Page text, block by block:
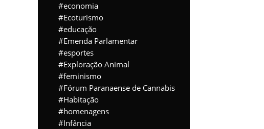
economia
Ecoturismo
educação
Emenda Parlamentar
esportes
Exploração Animal
feminismo
Fórum Paranaense de Cannabis
Habitação
homenagens
Infância